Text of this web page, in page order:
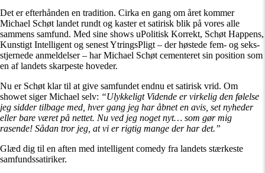
Det er efterhånden en tradition. Cirka en gang om året kommer
Michael Schøt landet rundt og kaster et satirisk blik på vores alle
sammens samfund. Med sine shows uPolitisk Korrekt, Schøt Happens,
Kunstigt Intelligent og senest YtringsPligt – der høstede fem- og seks-
stjernede anmeldelser – har Michael Schøt cementeret sin position som
en af landets skarpeste hoveder.
Nu er Schøt klar til at give samfundet endnu et satirisk vrid. Om
showet siger Michael selv: “Ulykkeligt Vidende er virkelig den følelse
jeg sidder tilbage med, hver gang jeg har åbnet en avis, set nyheder
eller bare været på nettet. Nu ved jeg noget nyt… som gør mig
rasende! Sådan tror jeg, at vi er rigtig mange der har det.”
Glæd dig til en aften med intelligent comedy fra landets stærkeste
samfundssatiriker.